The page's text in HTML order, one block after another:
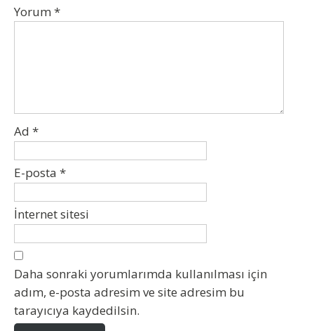
Yorum *
Ad *
E-posta *
İnternet sitesi
Daha sonraki yorumlarımda kullanılması için
adım, e-posta adresim ve site adresim bu
tarayıcıya kaydedilsin.